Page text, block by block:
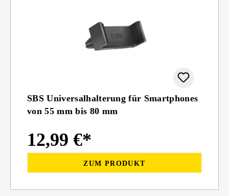
SBS Universalhalterung für Smartphones
von 55 mm bis 80 mm
12,99 €*
ZUM PRODUKT